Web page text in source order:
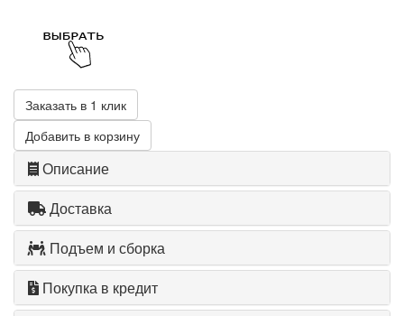
Заказать в 1 клик
Добавить в корзину
Описание
Доставка
Подъем и сборка
Покупка в кредит